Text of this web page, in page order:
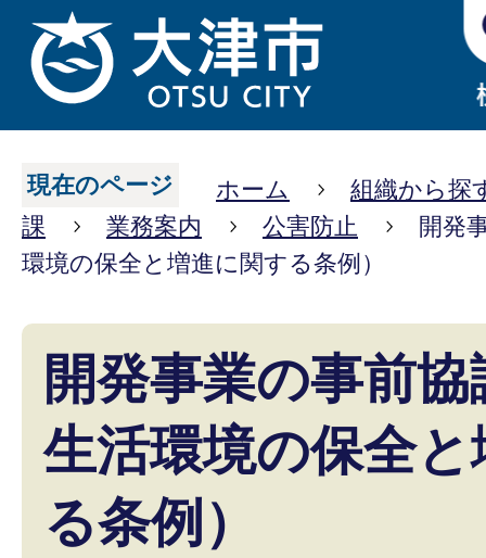
現在のページ ホーム
組織から探
課
業務案内 公害防止
開発
環境の保全と増進に関する条例）
開発事業の事前
生活環境の保全
る条例）